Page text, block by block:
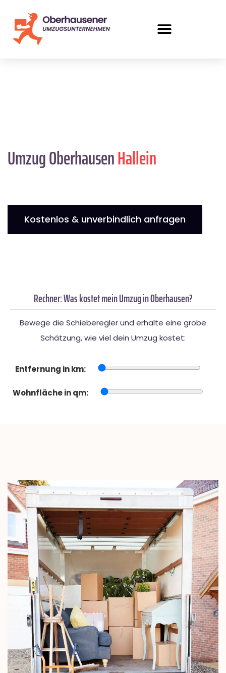
Umzug OberhausenHallein
Kostenlos & unverbindlich anfragen
Rechner: Was kostet mein Umzug in Oberhausen?
Bewege die Schieberegler und erhalte eine grobe
Schätzung, wie viel dein Umzug kostet:
Entfernung in km:
Wohnfläche in qm: